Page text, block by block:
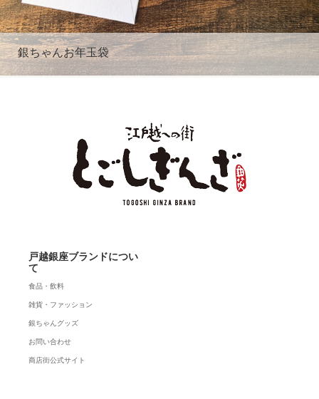
銀ちゃんお年玉袋
戸越銀座ブランドについ
て
食品・飲料
雑貨・ファッション
銀ちゃんグッズ
お問い合わせ
商店街公式サイト